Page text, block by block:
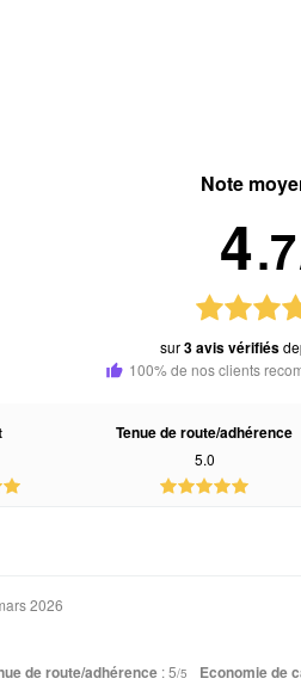
Note
4.7
sur3 avis vérifiés
100% de nos clients
Tenue de route/adhérence
5.0
2026
de route/adhérence : 5/5 Economie de